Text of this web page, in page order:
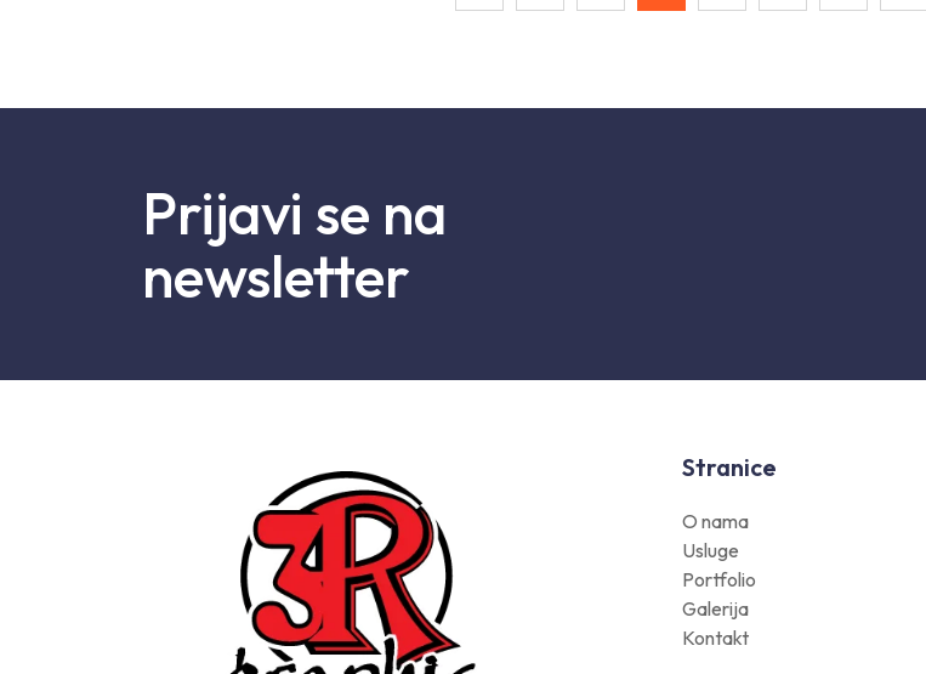
Prijavi se na
newsletter
Stranice
O nama
Usluge
Portfolio
Galerija
Kontakt